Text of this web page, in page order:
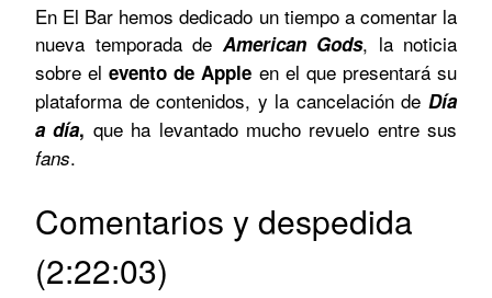
En El Bar hemos dedicado un tiempo a comentar la
nueva temporada de American Gods, la noticia
sobre elevento de Apple en el que presentará su
plataforma de contenidos, y la cancelación de Día
a día, que ha levantado mucho revuelo entre sus
fans.
Comentarios y despedida
(2:22:03)